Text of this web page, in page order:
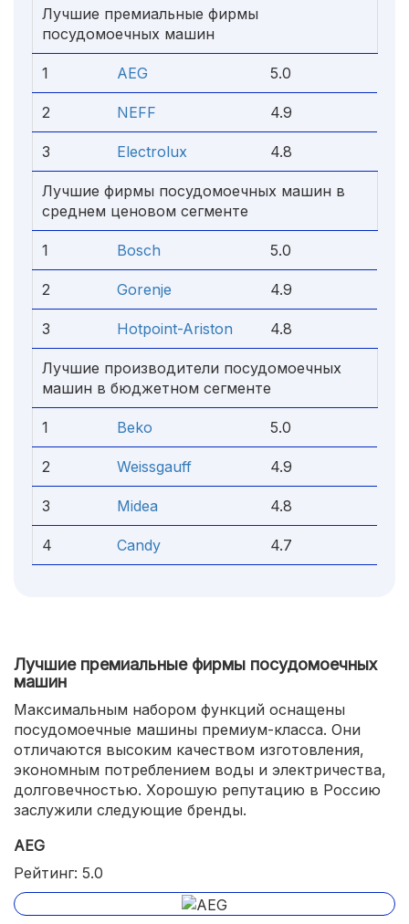
Лучшие премиальные фирмы
посудомоечных машин
1 AEG 5.0
2 NEFF 4.9
3 Electrolux 4.8
Лучшие фирмы посудомоечных машин в
среднем ценовом сегменте
1 Bosch 5.0
2 Gorenje 4.9
3 Hotpoint-Ariston 4.8
Лучшие производители посудомоечных
машин в бюджетном сегменте
1 Beko 5.0
2 Weissgauff 4.9
3 Midea 4.8
4 Candy 4.7
Лучшие премиальные фирмы посудомоечных
машин
Максимальным набором функций оснащены
посудомоечные машины премиум-класса. Они
отличаются высоким качеством изготовления,
экономным потреблением воды и электричества,
долговечностью. Хорошую репутацию в Россию
заслужили следующие бренды.
AEG
Рейтинг: 5.0